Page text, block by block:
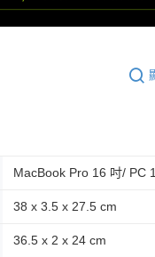
MacBook Pro 16 吋/ PC
38 x 3.5 x 27.5 cm
36.5 x 2 x 24 cm